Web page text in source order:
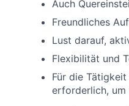
Auch
Freundliches
Lust darauf,
Flexibilität und
Für die
erforderlich, um